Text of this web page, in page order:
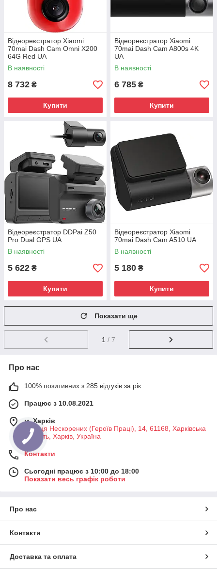
Відеореєстратор Xiaomi
70mai Dash Cam Omni X200
64G Red UA
В наявності
8 732 ₴
Купити
Відеореєстратор Xiaomi
70mai Dash Cam A800s 4K
UA
В наявності
6 785 ₴
Купити
Відеореєстратор DDPai Z50
Pro Dual GPS UA
В наявності
5 622 ₴
Купити
Відеореєстратор Xiaomi
70mai Dash Cam A510 UA
В наявності
5 180 ₴
Купити
Показати ще
1 / 7
Про нас
100% позитивних з 285 відгуків за рік
Працює з 10.08.2021
м. Харків
Вулиця Нескорених (Героїв Праці), 14, 61168, Харківська
область, Харків, Україна
Контакти
Сьогодні працює з 10:00 до 18:00
Показати весь графік роботи
Про нас
Контакти
Доставка та оплата